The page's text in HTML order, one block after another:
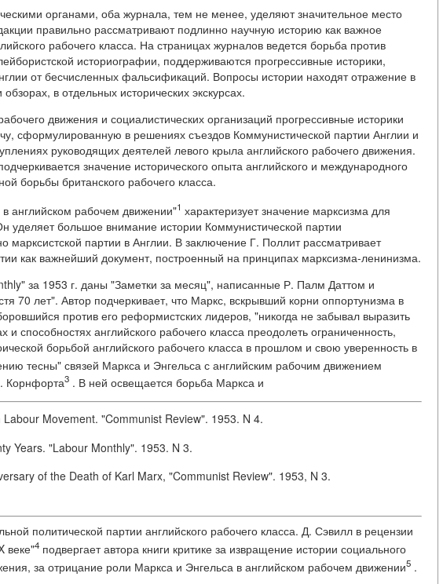
органами, оба журнала, тем не менее, уделяют значительное место
правильно рассматривают подлинно научную историю как важное
рабочего класса. На страницах журналов ведется борьба против
историографии, поддерживаются прогрессивные историки,
от бесчисленных фальсификаций. Вопросы истории находят отражение в
в отдельных исторических экскурсах.
движения и социалистических организаций прогрессивные историки
сформулированную в решениях съездов Коммунистической партии Англии и
руководящих деятелей левого крыла английского рабочего движения.
значение исторического опыта английского и международного
борьбы британского рабочего класса.
английском рабочем движении"1 характеризует значение марксизма для
уделяет большое внимание истории Коммунистической партии
марксистской партии в Англии. В заключение Г. Поллит рассматривает
как важнейший документ, построенный на принципах марксизма-ленинизма.
за 1953 г. даны "Заметки за месяц", написанные Р. Палм Даттом и
70 лет". Автор подчеркивает, что Маркс, вскрывший корни оппортунизма в
против его реформистских лидеров, "никогда не забывал выразить
и способностях английского рабочего класса преодолеть ограниченность,
борьбой английского рабочего класса в прошлом и свою уверенность в
тесны" связей Маркса и Энгельса с английским рабочим движением
Корнфорта3 . В ней освещается борьба Маркса и
Movement. "Communist Review". 1953. N 4.
Years. "Labour Monthly". 1953. N 3.
of the Death of Karl Marx, "Communist Review". 1953, N 3.
политической партии английского рабочего класса. Д. Сэвилл в рецензии
веке"4 подвергает автора книги критике за извращение истории социального
за отрицание роли Маркса и Энгельса в английском рабочем движении5 .